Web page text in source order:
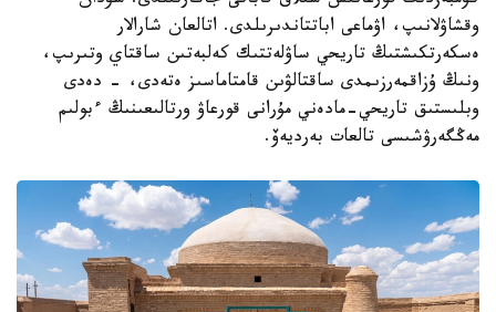
وقشاۋلانىپ، اۋماعى اباتتاندىرىلدى. اتالعان شارالار
ەسكەرتكىشتىڭ تاريحي ساۋلەتتىك كەلبەتىن ساقتاي وتىرىپ،
ونىڭ ۇزاقمەرزىمدى ساقتالۋىن قامتاماسىز ەتەدى، - دەدى
وبلىستىق تاريحي-مادەني مۇرانى قورعاۋ ورتالىعىنىڭ ءبولىم
مەڭگەرۋشىسى تالعات بەرديەۆ.